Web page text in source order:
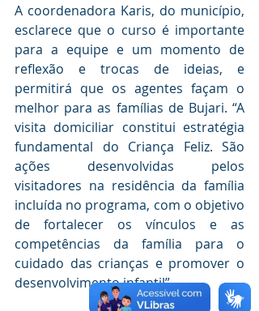
A coordenadora Karis, do município,
esclarece que o curso é importante
para a equipe e um momento de
reflexão e trocas de ideias, e
permitirá que os agentes façam o
melhor para as famílias de Bujari. “A
visita domiciliar constitui estratégia
fundamental do Criança Feliz. São
ações desenvolvidas pelos
visitadores na residência da família
incluída no programa, com o objetivo
de fortalecer os vínculos e as
competências da família para o
cuidado das crianças e promover o
desenvolvimento infantil”.